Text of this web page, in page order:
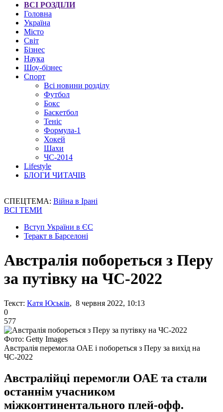
ВСІ РОЗДІЛИ
Головна
Україна
Місто
Світ
Бізнес
Наука
Шоу-бізнес
Спорт
Всі новини розділу
Футбол
Бокс
Баскетбол
Теніс
Формула-1
Хокей
Шахи
ЧС-2014
Lifestyle
БЛОГИ ЧИТАЧІВ
СПЕЦТЕМА: Війна в Ірані
ВСІ ТЕМИ
Вступ України в ЄС
Теракт в Барселоні
Австралія побореться з Перу
за путівку на ЧС-2022
Текст: Катя Юськів, 8 червня 2022, 10:13
0
577
Фото: Getty Images
Австралія перемогла ОАЕ і побореться з Перу за вихід на
ЧС-2022
Австралійці перемогли ОАЕ та стали
останнім учасником
міжконтинентального плей-офф.